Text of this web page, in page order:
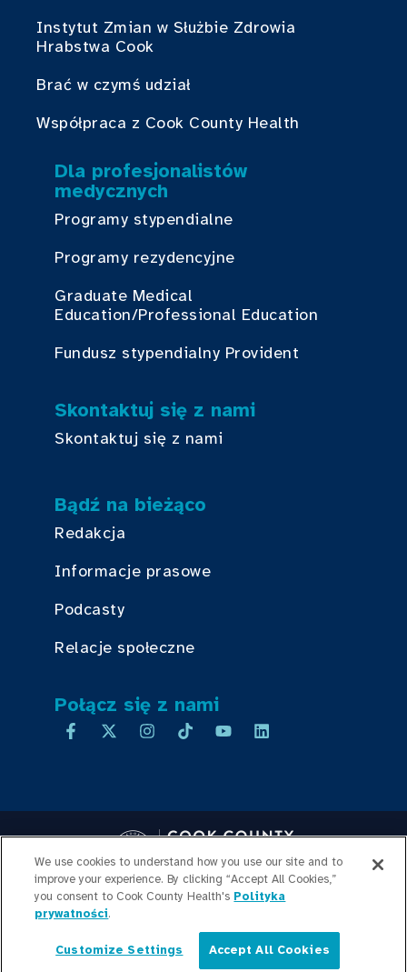
Instytut Zmian w Służbie Zdrowia
Hrabstwa Cook
Brać w czymś udział
Współpraca z Cook County Health
Dla profesjonalistów
medycznych
Programy stypendialne
Programy rezydencyjne
Graduate Medical
Education/Professional Education
Fundusz stypendialny Provident
Skontaktuj się z nami
Skontaktuj się z nami
Bądź na bieżąco
Redakcja
Informacje prasowe
Podcasty
Relacje społeczne
Połącz się z nami
Copyright © 2026 Cook County Health. All Rights Reserved.
LOGOWANIE PRACOWNIKA
PRZEJRZYSTOŚĆ
CEN
MAPA WITRYNY Polski
We use cookies to understand how you use our site and to
improve your experience. By clicking “Accept All Cookies,”
you consent to Cook County Health's Polityka
prywatności.
Customize Settings Accept All Cookies